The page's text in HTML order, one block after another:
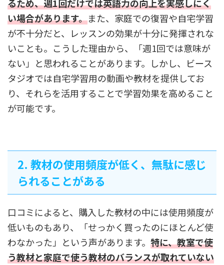
るため、週1回だけでは英語力の向上を実感しにく
い場合があります。また、家庭での復習や自宅学習
が不十分だと、レッスンの効果が十分に発揮されな
いことも。こうした理由から、「週1回では意味が
ない」と思われることがあります。しかし、ビース
タジオでは自宅学習用の動画や教材を提供してお
り、それらを活用することで学習効果を高めること
が可能です。
2. 教材の使用頻度が低く、無駄に感じ
られることがある
口コミによると、購入した教材の中には使用頻度が
低いものもあり、「せっかく買ったのにほとんど使
わなかった」という声があります。 特に、教室で使
う教材と家庭で使う教材のバランスが取れていない